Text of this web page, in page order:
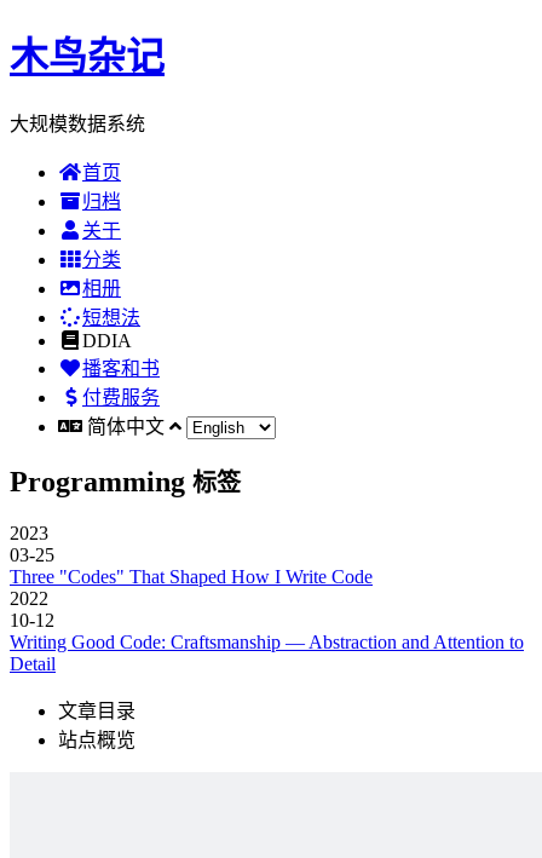
木鸟杂记
大规模数据系统
首页
归档
关于
分类
相册
短想法
DDIA
播客和书
付费服务
简体中文
Programming 标签
2023
03-25
Three "Codes" That Shaped How I Write Code
2022
10-12
Writing Good Code: Craftsmanship — Abstraction and Attention to
Detail
文章目录
站点概览